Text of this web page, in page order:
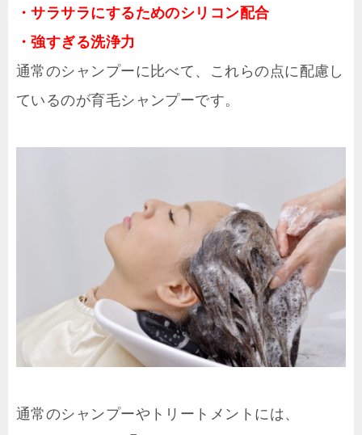
・サラサラにするためのシリコン配合
・強すぎる洗浄力
通常のシャンプーに比べて、これらの点に配慮し
ているのが育毛シャンプーです。
通常のシャンプーやトリートメントには、